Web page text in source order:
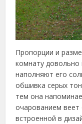
Пропорции и
комнату
наполняют его
обшивка серых
тем она
очарованием
встроенной в